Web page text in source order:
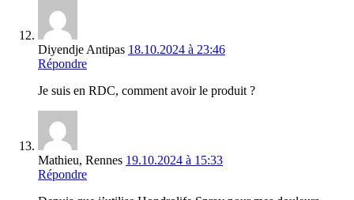
Diyendje Antipas 18.10.2024 à 23:46
Répondre
Je suis en RDC, comment avoir le produit ?
Mathieu, Rennes 19.10.2024 à 15:33
Répondre